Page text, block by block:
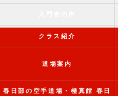
クラス紹介
道場案内
春日部の空手道場・極真館 春日